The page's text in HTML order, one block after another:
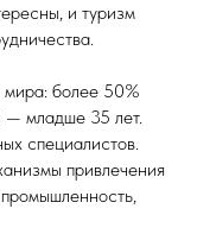
и туризм
более 50%
— младше 35 лет.
специалистов.
привлечения